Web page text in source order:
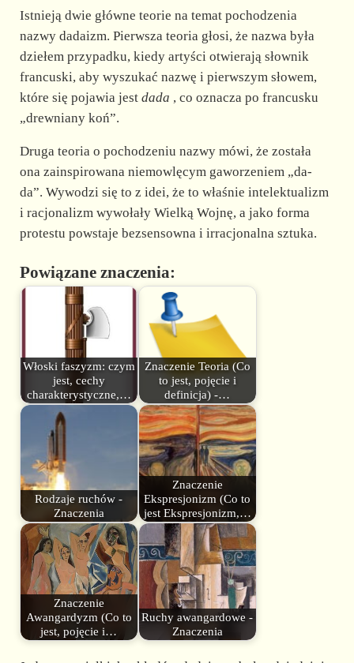
Istnieją dwie główne teorie na temat pochodzenia
nazwy dadaizm. Pierwsza teoria głosi, że nazwa była
dziełem przypadku, kiedy artyści otwierają słownik
francuski, aby wyszukać nazwę i pierwszym słowem,
które się pojawia jest dada , co oznacza po francusku
„drewniany koń”.
Druga teoria o pochodzeniu nazwy mówi, że została
ona zainspirowana niemowlęcym gaworzeniem „da-
da”. Wywodzi się to z idei, że to właśnie intelektualizm
i racjonalizm wywołały Wielką Wojnę, a jako forma
protestu powstaje bezsensowna i irracjonalna sztuka.
Powiązane znaczenia:
Włoski faszyzm: czym
jest, cechy
charakterystyczne,…
Znaczenie Teoria (Co
to jest, pojęcie i
definicja) -…
Rodzaje ruchów -
Znaczenia
Znaczenie
Ekspresjonizm (Co to
jest Ekspresjonizm,…
Znaczenie
Awangardyzm (Co to
jest, pojęcie i…
Ruchy awangardowe -
Znaczenia